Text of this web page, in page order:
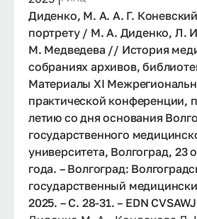
Диденко, М. А. А. Г.
портрету / М. А. Диденко, Л.
М. Медведева // История
собраниях архивов,
Материалы XI
практической конференции,
летию со дня основания
государственного
университета, Волгоград, 23
года. – Волгоград:
государственный
2025. – С. 28-31. – EDN